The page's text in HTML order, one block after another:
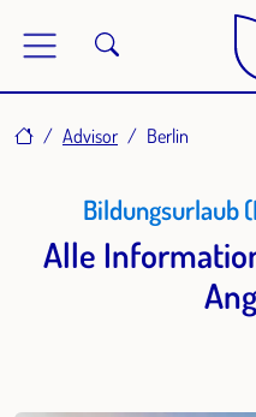
HomeAdvisor Berlin
Bildungsurlaub
Alle